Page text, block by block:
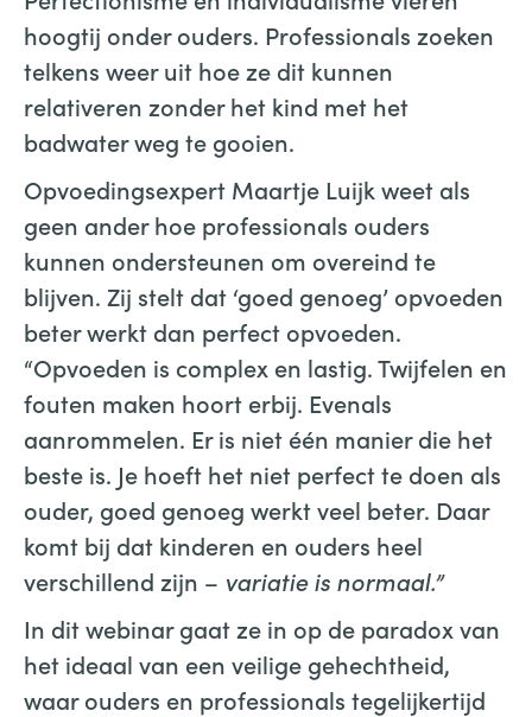
hoogtij onder ouders. Professionals zoeken
telkens weer uit hoe ze dit kunnen
relativeren zonder het kind met het
badwater weg te gooien.
Opvoedingsexpert Maartje Luijk weet als
geen ander hoe professionals ouders
kunnen ondersteunen om overeind te
blijven. Zij stelt dat ‘goed genoeg’ opvoeden
beter werkt dan perfect opvoeden.
“Opvoeden is complex en lastig. Twijfelen en
fouten maken hoort erbij. Evenals
aanrommelen. Er is niet één manier die het
beste is. Je hoeft het niet perfect te doen als
ouder, goed genoeg werkt veel beter. Daar
komt bij dat kinderen en ouders heel
verschillend zijn – variatie is normaal.”
In dit webinar gaat ze in op de paradox van
het ideaal van een veilige gehechtheid,
waar ouders en professionals tegelijkertijd